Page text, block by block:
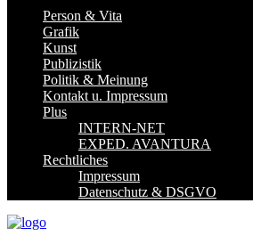
Person & Vita
Grafik
Kunst
Publizistik
Politik & Meinung
Kontakt u. Impressum
Plus
INTERN-NET
EXPED. AVANTURA
Rechtliches
Impressum
Datenschutz & DSGVO